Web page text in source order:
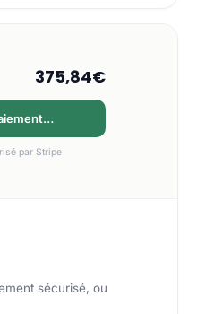
375,84€
Payé
par Stripe
sécurisé, ou